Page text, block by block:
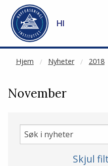
Gå til hovedinnhold
HI
Hjem Nyheter 2018
NOT CACHED
November
Søk
i
Skjul